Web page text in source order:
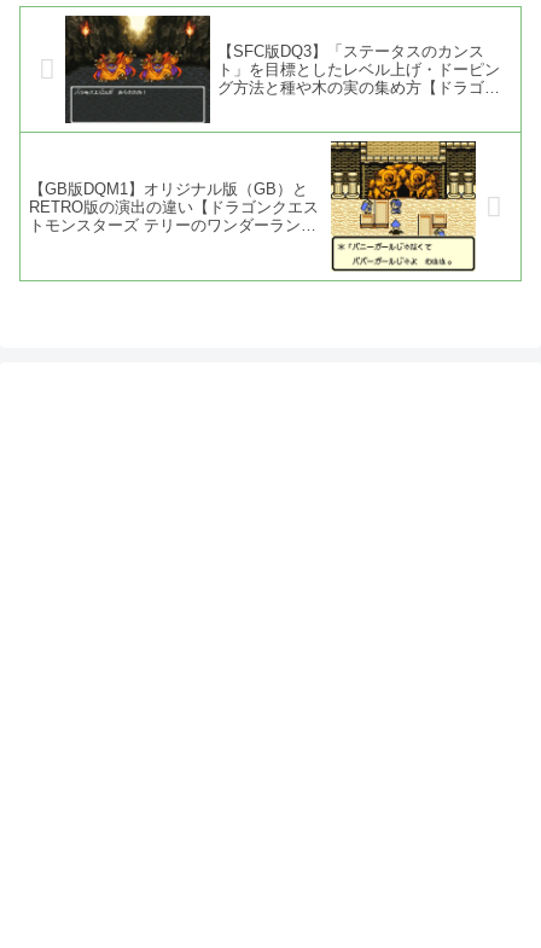
【SFC版DQ3】「ステータスのカンス
ト」を目標としたレベル上げ・ドーピン
グ方法と種や木の実の集め方【ドラゴン
【GB版DQM1】オリジナル版（GB）と
RETRO版の演出の違い【ドラゴンクエス
トモンスターズ テリーのワンダーラン